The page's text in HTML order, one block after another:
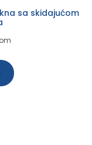
sa skidajućom